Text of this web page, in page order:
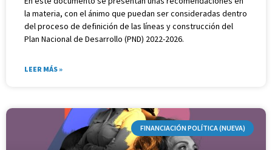
la materia, con el ánimo que puedan ser consideradas dentro
del proceso de definición de las líneas y construcción del
Plan Nacional de Desarrollo (PND) 2022-2026.
LEER MÁS »
FINANCIACIÓN POLÍTICA (NUEVA)